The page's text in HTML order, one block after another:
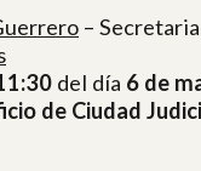
–
del día 6 de
de Ciudad